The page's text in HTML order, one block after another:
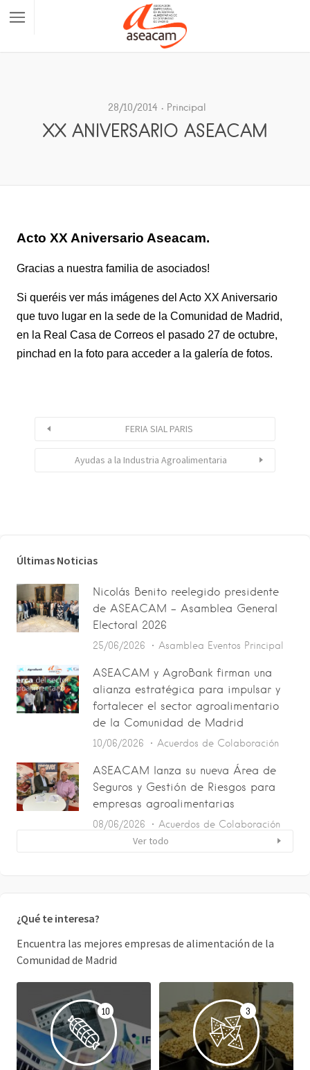
28/10/2014 Principal
XX ANIVERSARIO ASEACAM
Acto XX Aniversario Aseacam.
Gracias a nuestra familia de asociados!
Si queréis ver más imágenes del Acto XX Aniversario
que tuvo lugar en la sede de la Comunidad de Madrid,
en la Real Casa de Correos el pasado 27 de octubre,
pinchad en la foto para acceder a la galería de fotos.
FERIA SIAL PARIS
Ayudas a la Industria Agroalimentaria
Últimas Noticias
Nicolás Benito reelegido presidente
de ASEACAM – Asamblea General
Electoral 2026
25/06/2026 Asamblea Eventos Principal
ASEACAM y AgroBank firman una
alianza estratégica para impulsar y
fortalecer el sector agroalimentario
de la Comunidad de Madrid
10/06/2026 Acuerdos de Colaboración
ASEACAM lanza su nueva Área de
Seguros y Gestión de Riesgos para
empresas agroalimentarias
08/06/2026 Acuerdos de Colaboración
Ver todo
¿Qué te interesa?
Encuentra las mejores empresas de alimentación de la
Comunidad de Madrid
10 3